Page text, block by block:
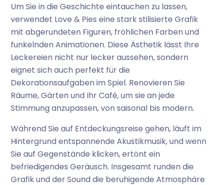
Um Sie in die Geschichte eintauchen zu lassen,
verwendet Love & Pies eine stark stilisierte Grafik
mit abgerundeten Figuren, fröhlichen Farben und
funkelnden Animationen. Diese Ästhetik lässt Ihre
Leckereien nicht nur lecker aussehen, sondern
eignet sich auch perfekt für die
Dekorationsaufgaben im Spiel. Renovieren Sie
Räume, Gärten und Ihr Café, um sie an jede
Stimmung anzupassen, von saisonal bis modern.
Während Sie auf Entdeckungsreise gehen, läuft im
Hintergrund entspannende Akustikmusik, und wenn
Sie auf Gegenstände klicken, ertönt ein
befriedigendes Geräusch. Insgesamt runden die
Grafik und der Sound die beruhigende Atmosphäre